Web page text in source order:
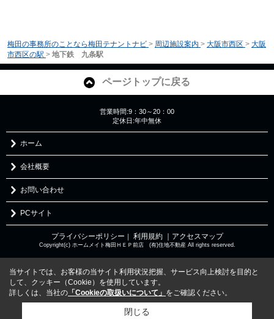
梅田の事務所のことなら梅田テナントナビ > 周辺施設案内 > 大阪市西区 > 大阪
市西区の駅 > 地下鉄 九条駅
ページトップに戻る
営業時間:9：30～20：00
定休日:年中無休
ホーム
会社概要
お問い合わせ
PCサイト
プライバシーポリシー ｜ 利用規約 ｜アクセスマップ
Copyright(c) ホームメイト梅田ＨＥＰ前店 (有)住地不動産 All rights reserved.
当サイトでは、お客様の当サイト利用状況把握、サービス向上検討を目的と
して、クッキー（Cookie）を使用しています。
詳しくは、当社の 「Cookieの取扱いについて」 をご確認ください。
閉じる